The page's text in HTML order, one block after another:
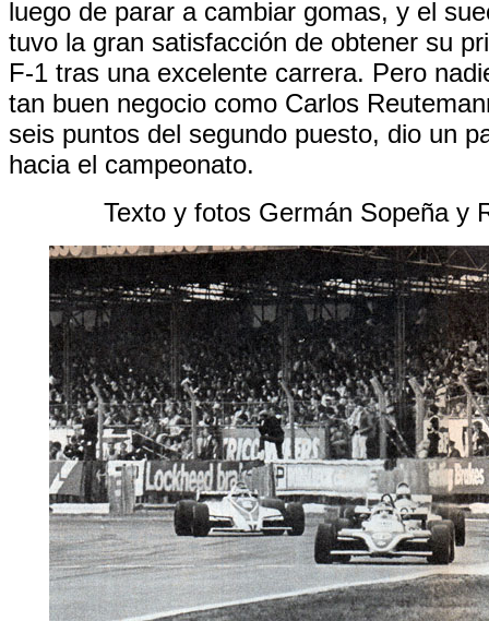
luego de parar a cambiar gomas, y el
tuvo la gran satisfacción de obtener su
F-1 tras una excelente carrera. Pero
tan buen negocio como Carlos
seis puntos del segundo puesto, dio un
hacia el campeonato.
Texto y fotos Germán Sopeña y